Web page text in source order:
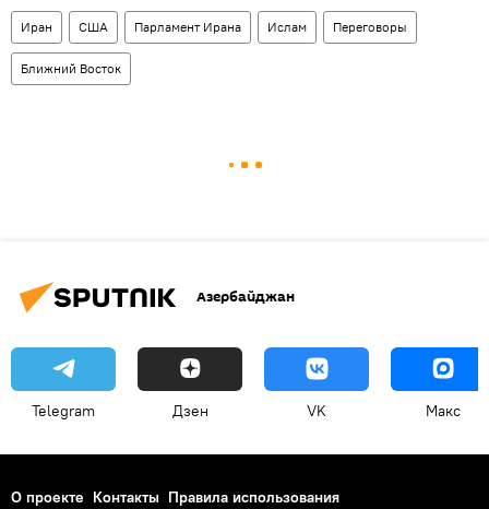
Иран США Парламент Ирана Ислам Переговоры
Ближний Восток
Азербайджан
Telegram Дзен VK Макс
О проекте Контакты Правила использования